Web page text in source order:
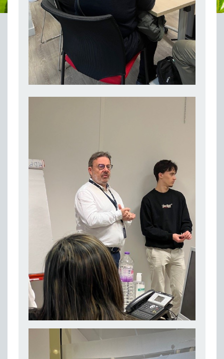
Recrutement et Handicap : Et si vous testiez avant de vous engager ?
Publié le 13/04/2026
Journée mondiale de la maladie de Parkinson : Mieux comprendre pour mieux accompagner
Publié le 11/04/2026
L’alternance pour tous : Cap Emploi 92 et Seine Ouest Entreprise et Emploi mobilisés à Boulogne-Billancourt
Publié le 11/04/2026
Transition Écologique : Les Cap Emploi 75,92 et 93 s’engagent pour un Numérique Responsable
Publié le 11/04/2026
Handicap psychique au travail : et si nous changions de regard - vidéo
Publié le 03/04/2026
Avril, mois de l’accompagnement dans l’emploi avec Cap emploi.
Publié le 01/04/2026
Publié le 31/03/2026
Journée mondiale de sensibilisation à l’autisme
Publié le 31/03/2026
CDD de reconversion : un nouveau contrat pour sécuriser le changement de métier.
Publié le 30/03/2026
Besoin d’un appui ponctuel expertise handicap ?
Publié le 30/03/2026
Sport2Job Clichy : une édition altoséquanaise avec Cap Emploi 92.
Publié le 30/03/2026